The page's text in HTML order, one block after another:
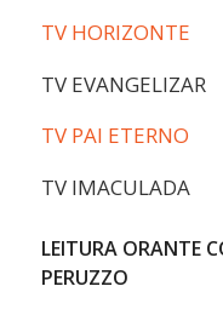
TV HORIZONTE
TV EVANGELIZAR
TV PAI ETERNO
TV IMACULADA
LEITURA ORANTE
PERUZZO